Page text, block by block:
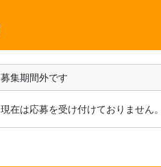
募集期間外です
現在は応募を受け付けておりません。